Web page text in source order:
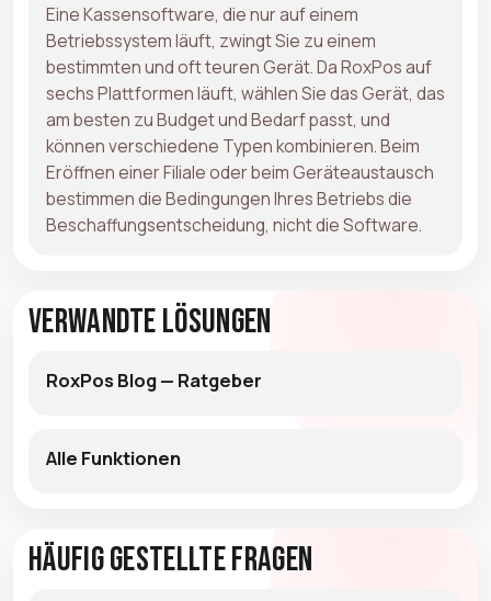
Eine Kassensoftware, die nur auf einem
Betriebssystem läuft, zwingt Sie zu einem
bestimmten und oft teuren Gerät. Da RoxPos auf
sechs Plattformen läuft, wählen Sie das Gerät, das
am besten zu Budget und Bedarf passt, und
können verschiedene Typen kombinieren. Beim
Eröffnen einer Filiale oder beim Geräteaustausch
bestimmen die Bedingungen Ihres Betriebs die
Beschaffungsentscheidung, nicht die Software.
Verwandte Lösungen
RoxPos Blog — Ratgeber
Alle Funktionen
Häufig gestellte Fragen